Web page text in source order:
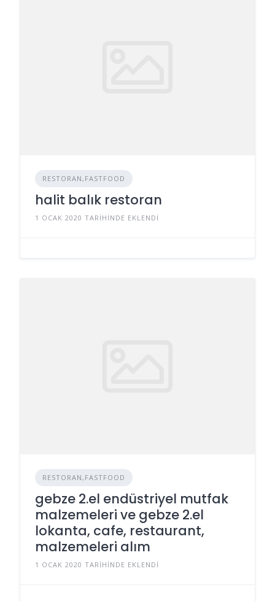
RESTORAN,FASTFOOD
halit balık restoran
1 OCAK 2020 TARIHINDE EKLENDI
RESTORAN,FASTFOOD
gebze 2.el endüstriyel mutfak
malzemeleri ve gebze 2.el
lokanta, cafe, restaurant,
malzemeleri alım
1 OCAK 2020 TARIHINDE EKLENDI